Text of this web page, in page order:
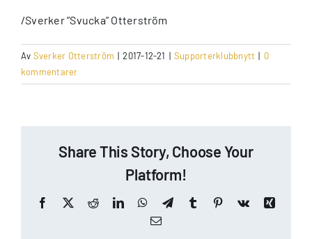
/Sverker ”Svucka” Otterström
Av Sverker Otterström | 2017-12-21 | Supporterklubbnytt | 0
kommentarer
Share This Story, Choose Your
Platform!
Facebook
X RedditLinkedInWhatsApp
TelegramTumblr Pinterest
Vk
Xing
E-